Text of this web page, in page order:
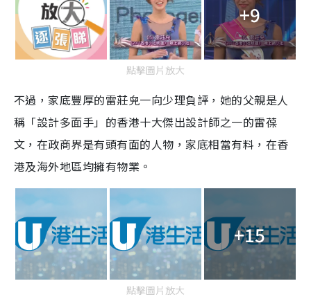
+9
點擊圖片放大
不過，家底豐厚的雷莊𠒇一向少理負評，她的父親是人
稱「設計多面手」的香港十大傑出設計師之一的雷葆
文，在政商界是有頭有面的人物，家底相當有料，在香
港及海外地區均擁有物業。
+15
點擊圖片放大